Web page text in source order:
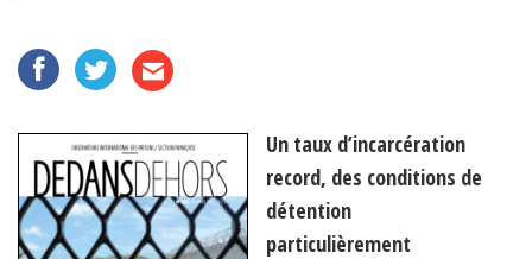
Un taux d’incarcération
record, des conditions de
détention
particulièrement